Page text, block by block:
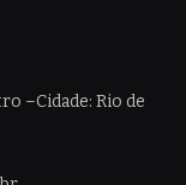
–Cidade: Rio de